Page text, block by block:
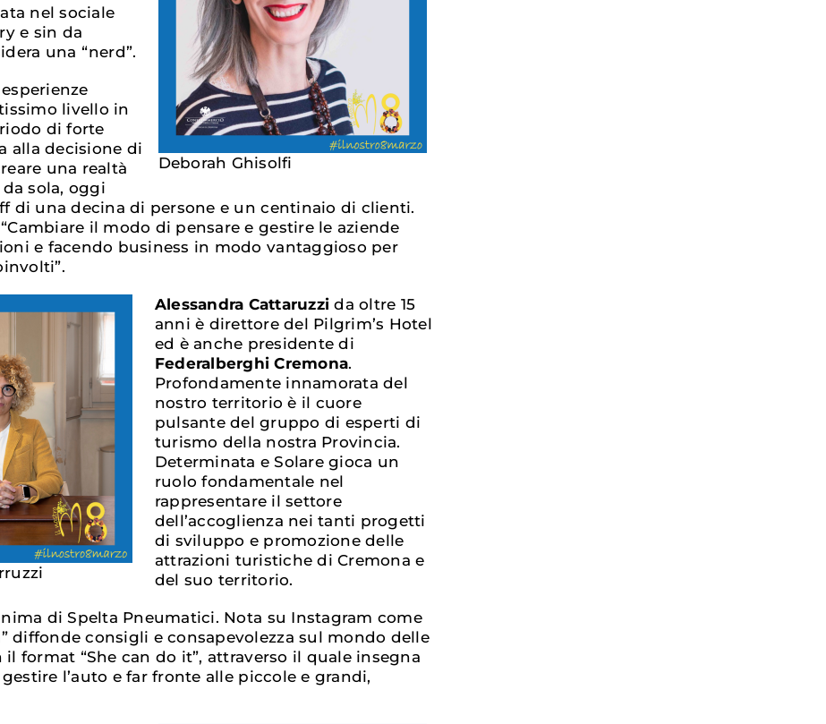
Deborah Ghisolfi
nel sociale
e sin da
una “nerd”.
livello in
di forte
alla decisione di
una realtà
sola, oggi
di una decina di persone e un centinaio di clienti.
il modo di pensare e gestire le aziende
e facendo business in modo vantaggioso per
Alessandra Cattaruzzi da oltre 15
anni è direttore del Pilgrim’s Hotel
ed è anche presidente di
Federalberghi Cremona.
Profondamente innamorata del
nostro territorio è il cuore
pulsante del gruppo di esperti di
turismo della nostra Provincia.
Determinata e Solare gioca un
ruolo fondamentale nel
rappresentare il settore
dell’accoglienza nei tanti progetti
di sviluppo e promozione delle
attrazioni turistiche di Cremona e
del suo territorio.
di Spelta Pneumatici. Nota su Instagram come
diffonde consigli e consapevolezza sul mondo delle
format “She can do it”, attraverso il quale insegna
l’auto e far fronte alle piccole e grandi,